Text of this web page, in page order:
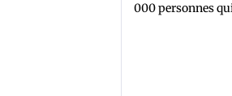
000 personnes